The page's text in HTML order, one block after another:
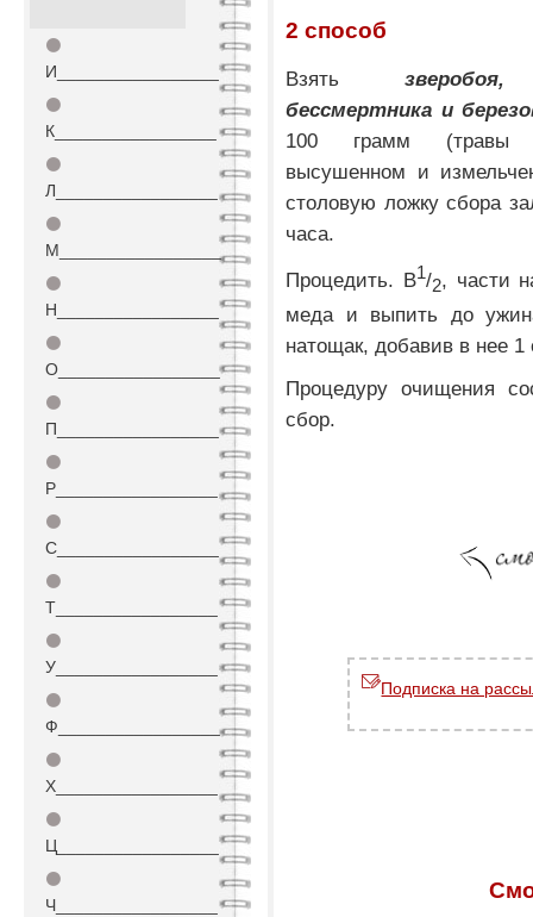
⚫
И_________________
⚫
К_________________
⚫
Л_________________
⚫
М_________________
⚫
Н_________________
⚫
О_________________
⚫
П_________________
⚫
Р_________________
⚫
С_________________
⚫
Т_________________
⚫
У_________________
⚫
Ф_________________
⚫
Х_________________
⚫
Ц_________________
⚫
Ч_________________
2 способ
Взять
бессмертника и
100 грамм (травы
высушенном и
столовую ложку сбора
часа.
Процедить. В1/2, части
меда и выпить до
натощак, добавив в нее
Процедуру очищения
сбор.
Подписка на